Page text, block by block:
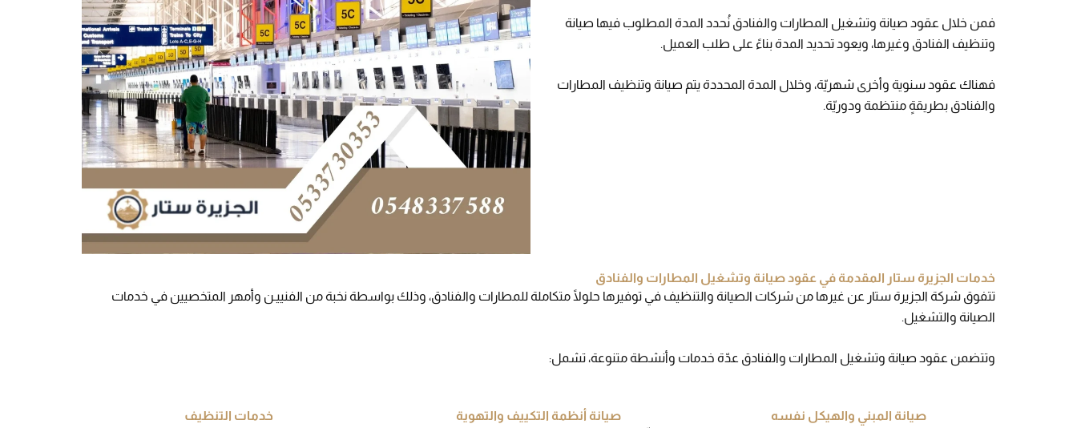
فمن خلال عقود صيانة وتشغيل المطارات والفنادق نُحدد المدة المطلوب فيها صيانة
وتنظيف الفنادق وغيرها، ويعود تحديد المدة بناءً على طلب العميل.
فهناك عقود سنوية وأخرى شهريّة، وخلال المدة المحددة يتم صيانة وتنظيف المطارات
والفنادق بطريقةٍ منتظمة ودوريّة.
خدمات الجزيرة ستار المقدمة في عقود صيانة وتشغيل المطارات والفنادق
تتفوق شركة الجزيرة ستار عن غيرها من شركات الصيانة والتنظيف في توفيرها حلولًا متكاملة للمطارات والفنادق، وذلك بواسطة نخبة من الفنييـن وأمهر المتخصيين في خدمات
الصيانة والتشغيل.
وتتضمن عقود صيانة وتشغيل المطارات والفنادق عدّة خدمات وأنشطة متنوعة، تشمل:
صيانة المبني والهيكل نفسه
صيانة أنظمة التكييف والتهوية
خدمات التنظيف